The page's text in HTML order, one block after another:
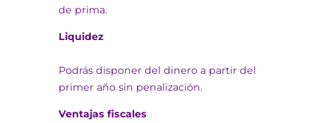
de prima.
Liquidez
Podrás disponer del dinero a partir del
primer año sin penalización.
Ventajas fiscales